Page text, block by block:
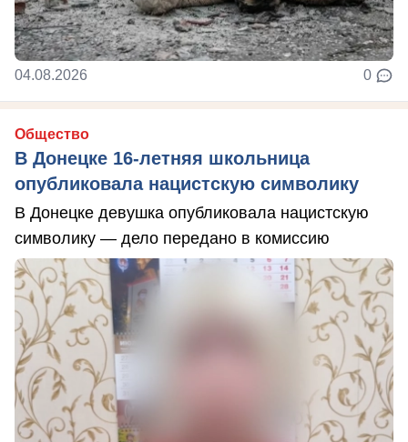
04.08.2026 0
Общество
В Донецке 16-летняя школьница
опубликовала нацистскую символику
В Донецке девушка опубликовала нацистскую
символику — дело передано в комиссию